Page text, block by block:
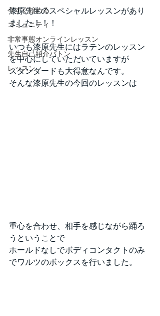
今すぐ始める
コミュニティ
非常事態オンラインレッスン
先生自己紹介バトン
レッスン
漆原先生のスペシャルレッスンがあり
ました！！！
いつも漆原先生にはラテンのレッスン
を中心にしていただいていますが
スタンダードも大得意なんです。
そんな漆原先生の今回のレッスンは
重心を合わせ、相手を感じながら踊ろ
うということで
ホールドなしでボディコンタクトのみ
でワルツのボックスを行いました。